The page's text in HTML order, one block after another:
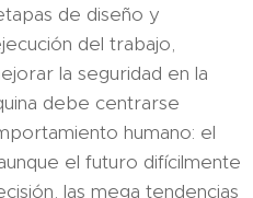
de diseño y
del trabajo,
la seguridad en la
debe centrarse
humano: el
el futuro difícilmente
las mega tendencias